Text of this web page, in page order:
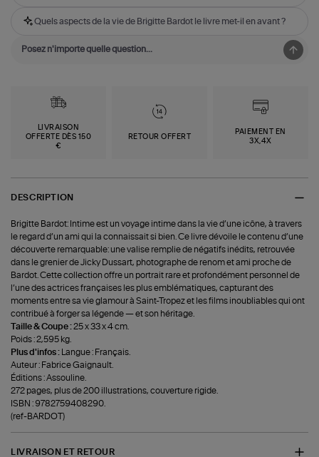
Quels aspects de la vie de Brigitte Bardot le livre met-il en avant ?
LIVRAISON
OFFERTE DÈS 150
€
RETOUR OFFERT
PAIEMENT EN
3X,4X
DESCRIPTION
Brigitte Bardot: Intime est un voyage intime dans la vie d’une icône, à travers
le regard d’un ami qui la connaissait si bien. Ce livre dévoile le contenu d’une
découverte remarquable: une valise remplie de négatifs inédits, retrouvée
dans le grenier de Jicky Dussart, photographe de renom et ami proche de
Bardot. Cette collection offre un portrait rare et profondément personnel de
l’une des actrices françaises les plus emblématiques, capturant des
moments entre sa vie glamour à Saint-Tropez et les films inoubliables qui ont
contribué à forger sa légende — et son héritage.
Taille & Coupe :25 x 33 x 4 cm.
Poids : 2,595 kg.
Plus d'infos :
Langue : Français.
Auteur : Fabrice Gaignault.
Éditions : Assouline.
272 pages, plus de 200 illustrations, couverture rigide.
ISBN : 9782759408290.
(ref-BARDOT)
LIVRAISON ET RETOUR